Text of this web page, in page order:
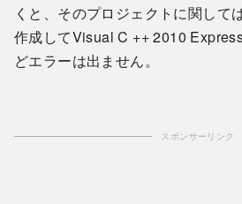
くと、そのプロジェクトに関して
作成してVisual C ++ 2010
どエラーは出ません。
スポンサーリンク